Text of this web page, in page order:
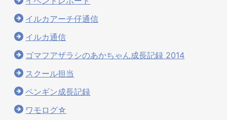
イルカアーチ仔通信
イルカ通信
ゴマフアザラシのあかちゃん成長記録 2014
スクール担当
ペンギン成長記録
ワモログ☆